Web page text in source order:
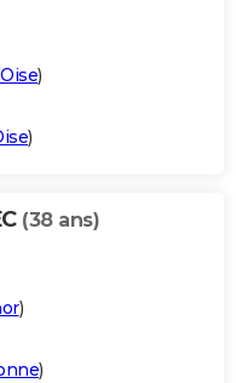
)
)
(38 ans)
)
)